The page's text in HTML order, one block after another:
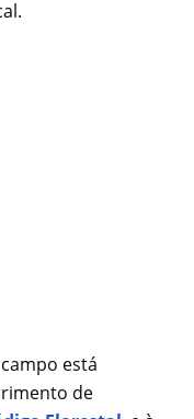
está
de